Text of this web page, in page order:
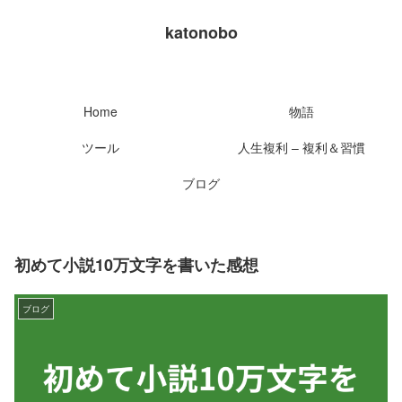
katonobo
Home
物語
ツール
人生複利 – 複利＆習慣
ブログ
初めて小説10万文字を書いた感想
ブログ